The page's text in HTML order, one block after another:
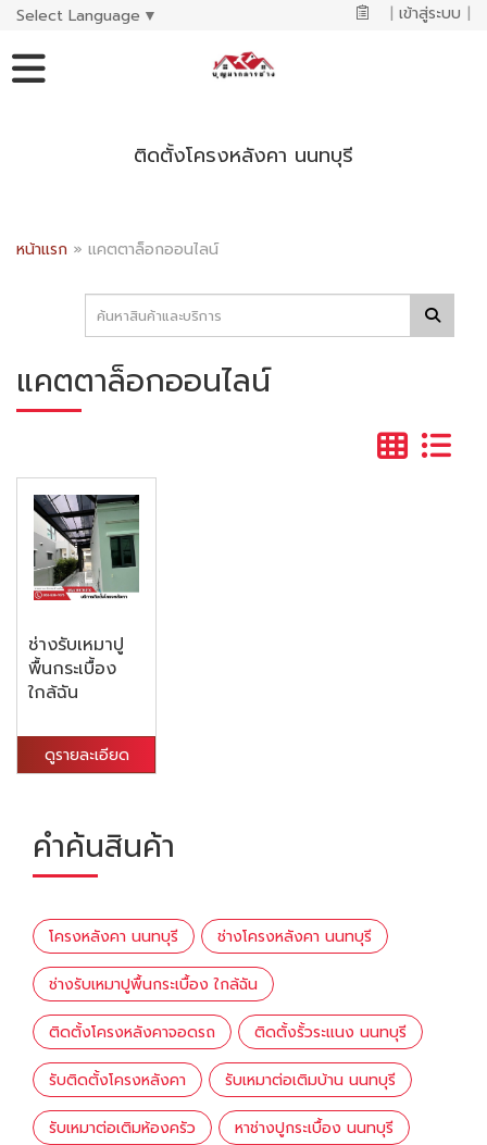
Select Language ▼ | เข้าสู่ระบบ |
ติดตั้งโครงหลังคา นนทบุรี
หน้าแรก » แคตตาล็อกออนไลน์
แคตตาล็อกออนไลน์
ช่างรับเหมาปู
พื้นกระเบื้อง
ใกล้ฉัน
ดูรายละเอียด
คำค้นสินค้า
โครงหลังคา นนทบุรี ช่างโครงหลังคา นนทบุรี
ช่างรับเหมาปูพื้นกระเบื้อง ใกล้ฉัน
ติดตั้งโครงหลังคาจอดรถ ติดตั้งรั้วระแนง นนทบุรี
รับติดตั้งโครงหลังคา รับเหมาต่อเติมบ้าน นนทบุรี
รับเหมาต่อเติมห้องครัว หาช่างปูกระเบื้อง นนทบุรี